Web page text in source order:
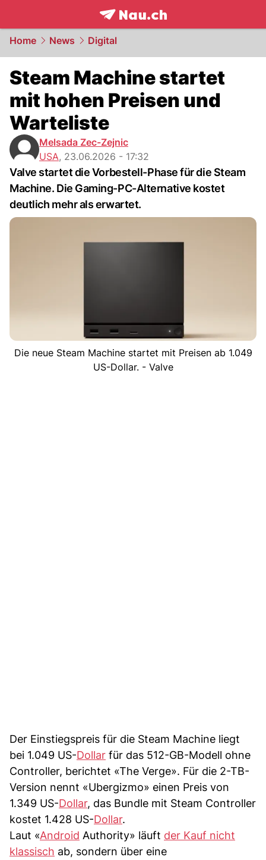
frontpage.NAU.ch
Home News Digital
Steam Machine startet
mit hohen Preisen und
Warteliste
Melsada Zec-Zejnic
USA, 23.06.2026 - 17:32
Valve startet die Vorbestell-Phase für die Steam
Machine. Die Gaming-PC-Alternative kostet
deutlich mehr als erwartet.
Die neue Steam Machine startet mit Preisen ab 1.049
US-Dollar. - Valve
Der Einstiegspreis für die Steam Machine liegt
bei 1.049 US-Dollar für das 512-GB-Modell ohne
Controller, berichtet «The Verge». Für die 2-TB-
Version nennt «Ubergizmo» einen Preis von
1.349 US-Dollar, das Bundle mit Steam Controller
kostet 1.428 US-Dollar.
Laut «Android Authority» läuft der Kauf nicht
klassisch ab, sondern über eine